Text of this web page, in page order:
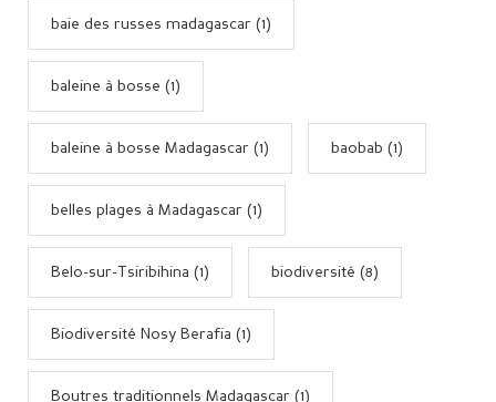
baie des russes madagascar (1)
baleine à bosse (1)
baleine à bosse Madagascar (1) baobab (1)
belles plages à Madagascar (1)
Belo-sur-Tsiribihina (1) biodiversité (8)
Biodiversité Nosy Berafia (1)
Boutres traditionnels Madagascar (1)